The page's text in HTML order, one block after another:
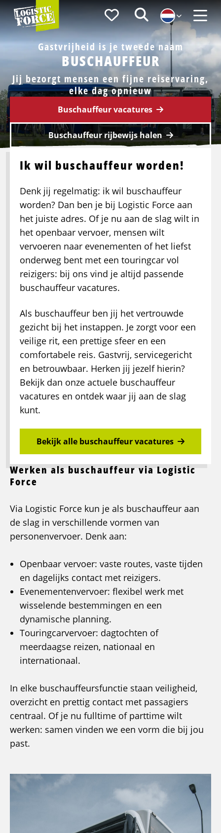
Logistic
Force
FavorietenZoeken
Menu
Gastvrijheid is je tweede naam
BUSCHAUFFEUR
Jij bezorgt mensen een fijne reiservaring,
elke dag opnieuw
Buschauffeur vacatures
Buschauffeur rijbewijs halen
Ik wil buschauffeur worden!
Denk jij regelmatig: ik wil buschauffeur
worden? Dan ben je bij Logistic Force aan
het juiste adres. Of je nu aan de slag wilt in
het openbaar vervoer, mensen wilt
vervoeren naar evenementen of het liefst
onderweg bent met een touringcar vol
reizigers: bij ons vind je altijd passende
buschauffeur vacatures.
Als buschauffeur ben jij het vertrouwde
gezicht bij het instappen. Je zorgt voor een
veilige rit, een prettige sfeer en een
comfortabele reis. Gastvrij, servicegericht
en betrouwbaar. Herken jij jezelf hierin?
Bekijk dan onze actuele buschauffeur
vacatures en ontdek waar jij aan de slag
kunt.
Bekijk alle buschauffeur vacatures
Werken als buschauffeur via Logistic
Force
Via Logistic Force kun je als buschauffeur aan
de slag in verschillende vormen van
personenvervoer. Denk aan:
Openbaar vervoer: vaste routes, vaste tijden
en dagelijks contact met reizigers.
Evenementenvervoer: flexibel werk met
wisselende bestemmingen en een
dynamische planning.
Touringcarvervoer: dagtochten of
meerdaagse reizen, nationaal en
internationaal.
In elke buschauffeursfunctie staan veiligheid,
overzicht en prettig contact met passagiers
centraal. Of je nu fulltime of parttime wilt
werken: samen vinden we een vorm die bij jou
past.